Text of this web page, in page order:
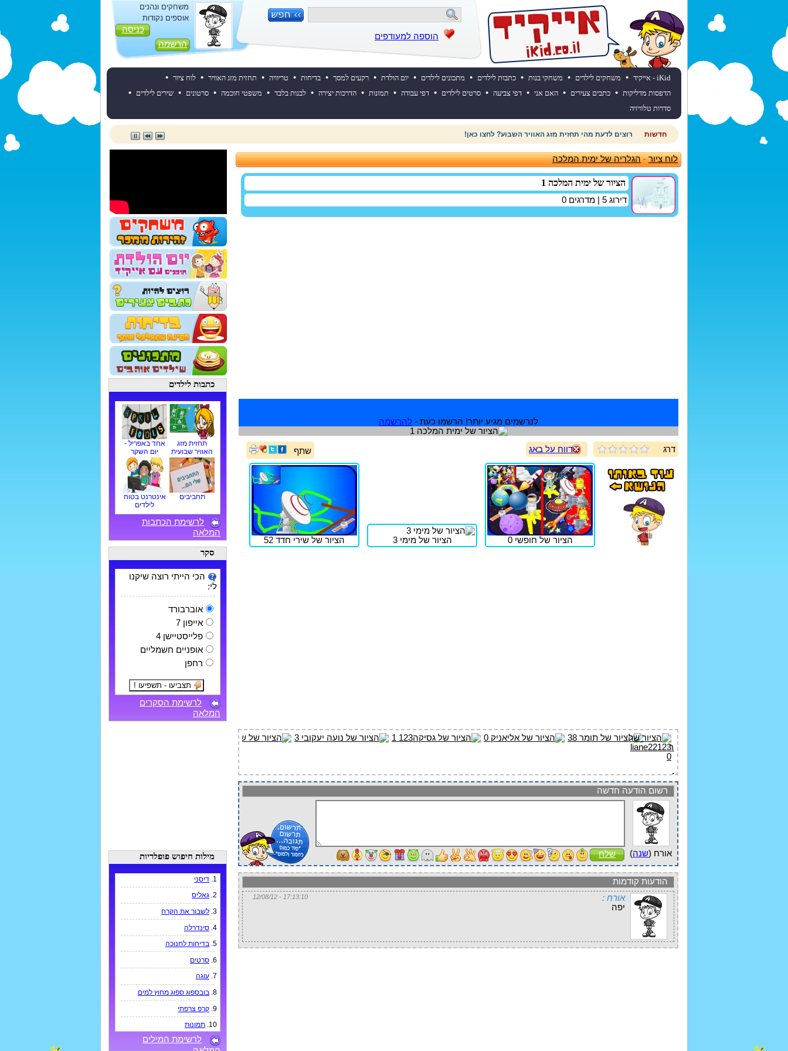
הוספה למעודפים
משחקים ונהנים
אוספים נקודות
כניסה
הרשמה
iKid - אייקיד • משחקים לילדים • משחקי בנות • כתבות לילדים • מתכונים לילדים • יום הולדת • רקעים למסך • בדיחות • טריוויה • תחזית מזג האוויר • לוח ציור •
הדפסות מדליקות • כתבים צעירים • האם אני • דפי צביעה • סרטים לילדים • דפי עבודה • תמונות • הדרכות יצירה • לבנות בלבד • משפטי חוכמה • סרטונים • שירים לילדים •
סדרות טלוויזיה
חדשות רוצים לדעת מהי תחזית מזג האוויר השבוע? לחצו כאן!
לוח ציור-הגלריה של ימית המלכה
הציור של ימית המלכה 1
דירוג 5 | מדרגים 0
לנרשמים מגיע יותר! הרשמו כעת - להרשמה
דרג דווח על באג שתף
הציור של חופשי 0 הציור של מימי 3 הציור של שירי חדד 52
רשום הודעה חדשה
אורח (שנה) שלח
הודעות קודמות
אורח :
17:13:10 - 12/08/12
יפה
כתבות לילדים
תחזית מזג
האוויר שבועית
אחד באפריל -
יום השקר
תחביבים
אינטרנט בטוח
לילדים
לרשימת הכתבות
המלאה
סקר
הכי הייתי רוצה שיקנו
לי:
אוברבורד
אייפון 7
פלייסטיישן 4
אופניים חשמליים
רחפן
לרשימת הסקרים
המלאה
מילות חיפוש פופלריות
1. דיסני
2. גאליס
3. לשבור את הקרח
4. סינדרלה
5. בדיחות לחנוכה
6. סרטים
7. עוגה
8. בובספוג ספוג מחוץ למים
9. קרפ צרפתי
10. תמונות
לרשימת המילים